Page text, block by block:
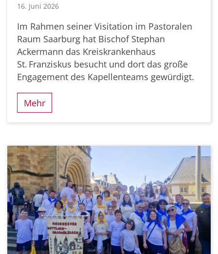
16. Juni 2026
Im Rahmen seiner Visitation im Pastoralen
Raum Saarburg hat Bischof Stephan
Ackermann das Kreiskrankenhaus
St. Franziskus besucht und dort das große
Engagement des Kapellenteams gewürdigt.
Mehr